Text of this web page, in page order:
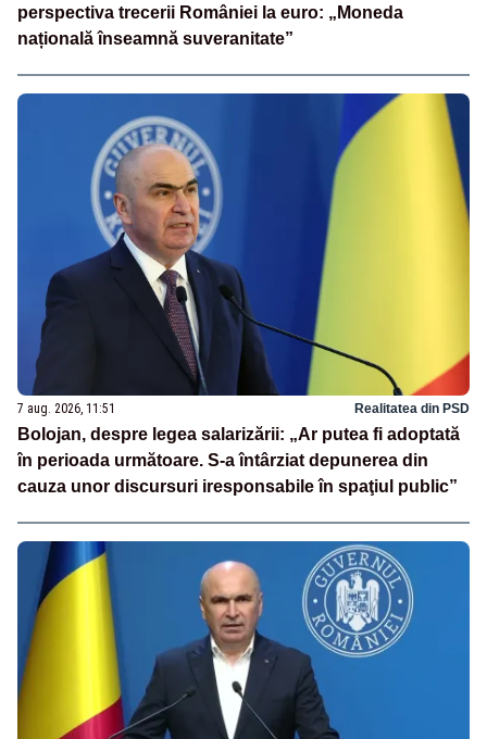
perspectiva trecerii României la euro: „Moneda
națională înseamnă suveranitate”
7 aug. 2026, 11:51 Realitatea din PSD
Bolojan, despre legea salarizării: „Ar putea fi adoptată
în perioada următoare. S-a întârziat depunerea din
cauza unor discursuri iresponsabile în spaţiul public”